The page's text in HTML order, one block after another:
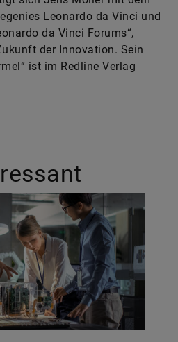
Leonardo da Vinci und
da Vinci Forums“,
der Innovation. Sein
ist im Redline Verlag